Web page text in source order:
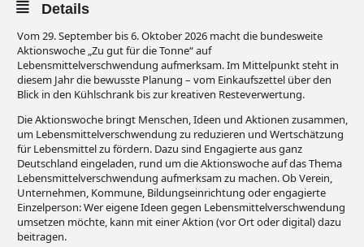
Details
Vom 29. September bis 6. Oktober 2026 macht die bundesweite
Aktionswoche „Zu gut für die Tonne“ auf
Lebensmittelverschwendung aufmerksam. Im Mittelpunkt steht in
diesem Jahr die bewusste Planung – vom Einkaufszettel über den
Blick in den Kühlschrank bis zur kreativen Resteverwertung.
Die Aktionswoche bringt Menschen, Ideen und Aktionen zusammen,
um Lebensmittelverschwendung zu reduzieren und Wertschätzung
für Lebensmittel zu fördern. Dazu sind Engagierte aus ganz
Deutschland eingeladen, rund um die Aktionswoche auf das Thema
Lebensmittelverschwendung aufmerksam zu machen. Ob Verein,
Unternehmen, Kommune, Bildungseinrichtung oder engagierte
Einzelperson: Wer eigene Ideen gegen Lebensmittelverschwendung
umsetzen möchte, kann mit einer Aktion (vor Ort oder digital) dazu
beitragen.